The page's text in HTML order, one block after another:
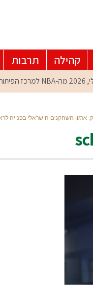
קהילה תרבות
מה-NBA למרכז הפיתוח ברמת גן: עומרי כספי במפגש הוקרה מיוחד
ארגון השחקנים הישראלי בפנייה